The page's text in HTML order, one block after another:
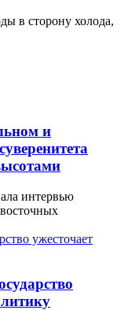
в сторону холода,
и
интервью